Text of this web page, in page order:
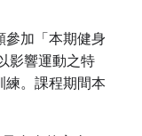
參加「本期健身
影響運動之特
練。課程期間本